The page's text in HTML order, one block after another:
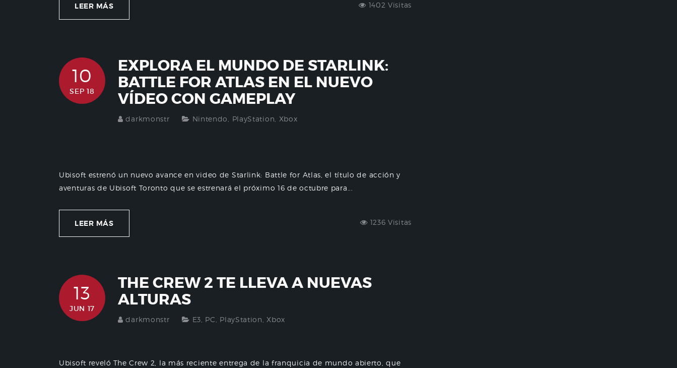
LEER MÁS 1402 Visitas
10
SEP 18
EXPLORA EL MUNDO DE STARLINK:
BATTLE FOR ATLAS EN EL NUEVO
VÍDEO CON GAMEPLAY
darkmonstr Nintendo PlayStation Xbox
Ubisoft estrenó un nuevo avance en video de Starlink: Battle for Atlas, el título de acción y
aventuras de Ubisoft Toronto que se estrenará el próximo 16 de octubre para...
LEER MÁS 1236 Visitas
13
JUN 17
THE CREW 2 TE LLEVA A NUEVAS
ALTURAS
darkmonstr E3 PC PlayStation Xbox
Ubisoft reveló The Crew 2, la más reciente entrega de la franquicia de mundo abierto, que